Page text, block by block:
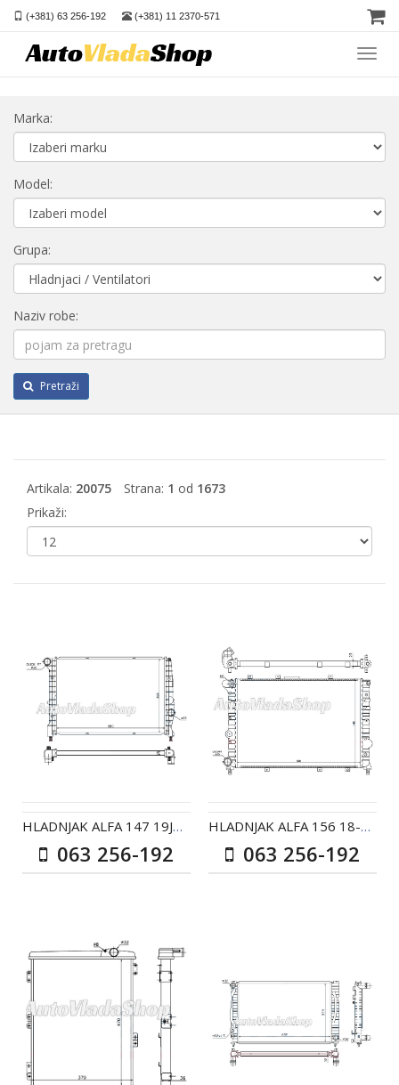
(+381) 63 256-192 (+381) 11 2370-571
Marka:
Model:
Grupa:
Naziv robe:
Pretraži
Artikala: 20075 Strana: 1 od 1673
Prikaži:
HLADNJAK ALFA 147 19JTD AC+/- VALEO TIP
063 256-192
HLADNJAK ALFA 156 18-20 AC+ / 25 AC+/- 580*394
063 256-192